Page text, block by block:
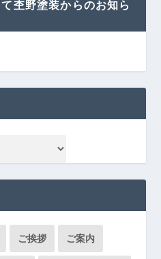
杢野塗装からのお知ら
ご挨拶 ご案内